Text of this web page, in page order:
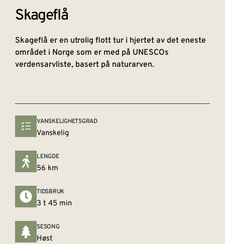
Skageflå
Skageflå er en utrolig flott tur i hjertet av det eneste
området i Norge som er med på UNESCOs
verdensarvliste, basert på naturarven.
VANSKELIGHETSGRAD
Vanskelig
LENGDE
56 km
TIDSBRUK
3 t 45 min
SESONG
Høst